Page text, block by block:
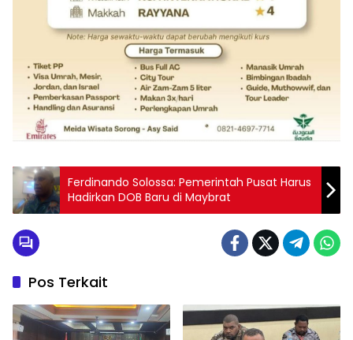
Ferdinando Solossa: Pemerintah Pusat Harus
Hadirkan DOB Baru di Maybrat
Pos Terkait